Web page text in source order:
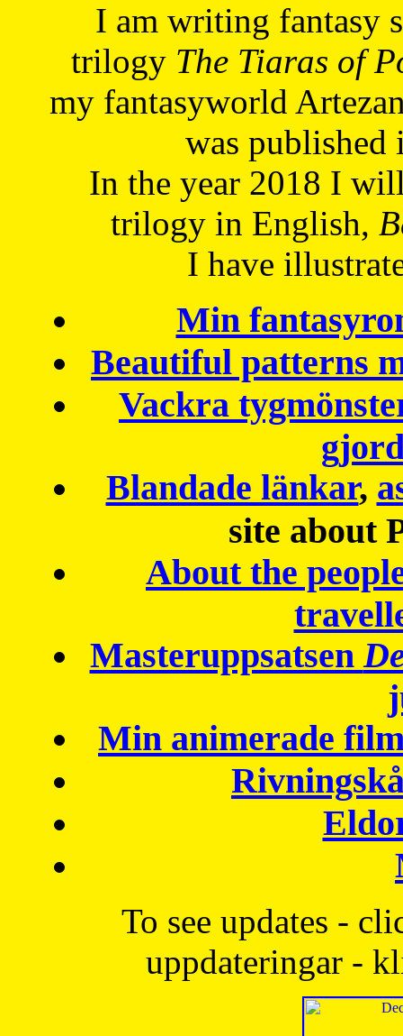
I am writing fantasy
trilogy The Tiaras of
my fantasyworld
was published
In the year 2018 I
trilogy in English,
I have
Min
Beautiful patterns
Vackra
Blandade länkar,
site about
About the
Masteruppsatsen
Min animerade
To see updates -
uppdateringar -